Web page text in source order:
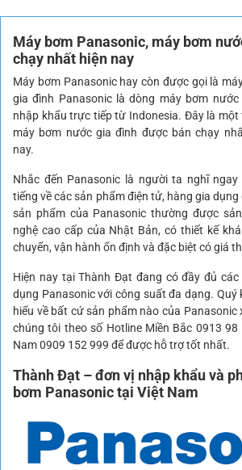
Máy bơm Panasonic, máy bơm
chạy nhất hiện nay
Máy bơm Panasonic hay còn được gọi là
gia đình Panasonic là dòng máy bơm
nhập khẩu trực tiếp từ Indonesia. Đây là
máy bơm nước gia đình được bán chạy
nay.
Nhắc đến Panasonic là người ta nghĩ
tiếng về các sản phẩm điện tử, hàng gia
sản phẩm của Panasonic thường được
nghệ cao cấp của Nhật Bản, có thiết kế
chuyển, vận hành ổn định và đặc biệt có giá
Hiện nay tại Thành Đạt đang có đầy đủ
dụng Panasonic với công suất đa dạng. Quý
hiểu về bất cứ sản phẩm nào của Panasonic
chúng tôi theo số Hotline Miền Bắc 0913
Nam 0909 152 999 để được hỗ trợ tốt nhất.
Thành Đạt – đơn vị nhập khẩu và
bơm Panasonic tại Việt Nam